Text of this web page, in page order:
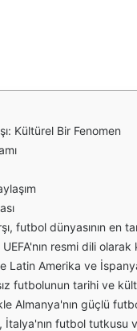
Kültürel Bir Fenomen
de bir simgesi haline gelmiştir. Marşın farklı dillerdeki yansımaları, onun evrensel bir dil konuştuğunu gösterir.
versiyonudur. Bu versiyon, İngilizce konuşan ülkelerde ve diğer birçok ülkede
futbolunun zengin kültürü ve tarihi, marşın bu dildeki versiyonuna ayrı bir
artırmaktadır. Fransa'nın futbol sahnesindeki önemi, marşın bu dildeki
artırmaktadır. Almanya'nın futbol kültürü, taraftarların marşı
tanınan bir marka haline gelmiştir ve bu bağlamda marşın İtalyan versiyonu,